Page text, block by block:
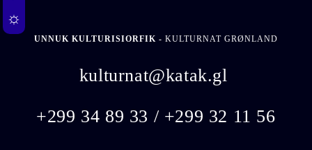
UNNUK KULTURISIORFIK - KULTURNAT GRØNLAND
kulturnat@katak.gl
+299 34 89 33 / +299 32 11 56